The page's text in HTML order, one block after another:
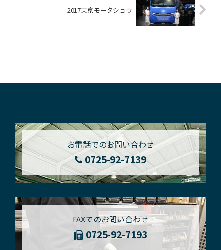
2017東京モータショウ
お電話でのお問い合わせ
0725-92-7139
FAXでのお問い合わせ
0725-92-7193